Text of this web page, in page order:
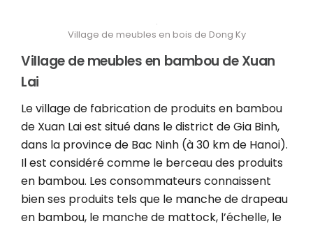
Village de meubles en bois de Dong Ky
Village de meubles en bambou de Xuan
Lai
Le village de fabrication de produits en bambou
de Xuan Lai est situé dans le district de Gia Binh,
dans la province de Bac Ninh (à 30 km de Hanoi).
Il est considéré comme le berceau des produits
en bambou. Les consommateurs connaissent
bien ses produits tels que le manche de drapeau
en bambou, le manche de mattock, l’échelle, le